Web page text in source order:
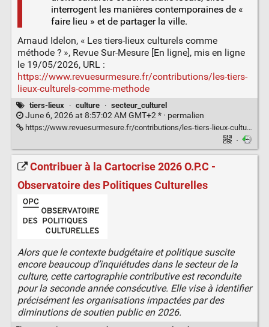
interrogent les manières contemporaines de «
faire lieu » et de partager la ville.
Arnaud Idelon, « Les tiers-lieux culturels comme
méthode ? », Revue Sur-Mesure [En ligne], mis en ligne
le 19/05/2026, URL :
https://www.revuesurmesure.fr/contributions/les-tiers-
lieux-culturels-comme-methode
tiers-lieux · culture · secteur_culturel
June 6, 2026 at 8:57:02 AM GMT+2 * · permalien
https://www.revuesurmesure.fr/contributions/les-tiers-lieux-culturels-comme-methode
·
Contribuer à la Cartocrise 2026 O.P.C -
Observatoire des Politiques Culturelles
Alors que le contexte budgétaire et politique suscite
encore beaucoup d’inquiétudes dans le secteur de la
culture, cette cartographie contributive est reconduite
pour la seconde année consécutive. Elle vise à identifier
précisément les organisations impactées par des
diminutions de soutien public en 2026.